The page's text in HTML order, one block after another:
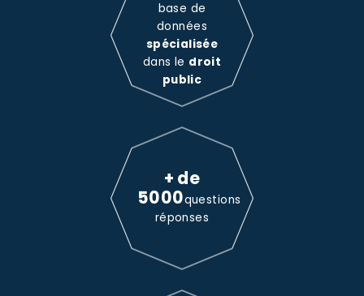
base de
données
spécialisée
dans le droit
public
+ de
5000questions
réponses